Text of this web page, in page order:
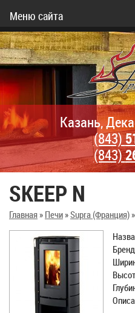
Меню сайта
Казань,
(843)
(843)
SKEEP N
Главная» Печи»Supra (Франция)»